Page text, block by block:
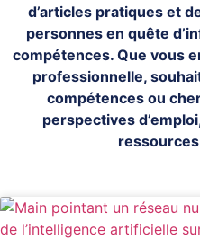
d’articles pratiques et
personnes en quête
compétences. Que vous
professionnelle,
compétences ou
perspectives